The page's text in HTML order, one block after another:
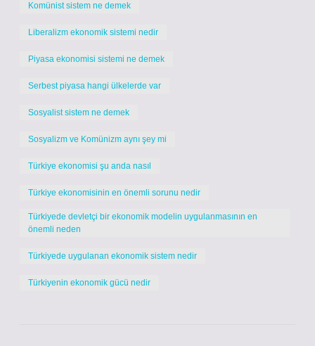
Komünist sistem ne demek
Liberalizm ekonomik sistemi nedir
Piyasa ekonomisi sistemi ne demek
Serbest piyasa hangi ülkelerde var
Sosyalist sistem ne demek
Sosyalizm ve Komünizm aynı şey mi
Türkiye ekonomisi şu anda nasıl
Türkiye ekonomisinin en önemli sorunu nedir
Türkiyede devletçi bir ekonomik modelin uygulanmasının en
önemli neden
Türkiyede uygulanan ekonomik sistem nedir
Türkiyenin ekonomik gücü nedir